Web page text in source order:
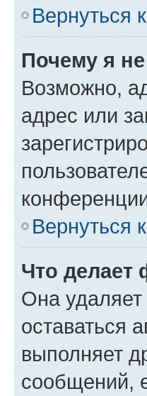
Вернуться
Почему я
Возможно,
адрес или
Вернуться
Что делает
Она
оставаться
выполняет
сообщений,